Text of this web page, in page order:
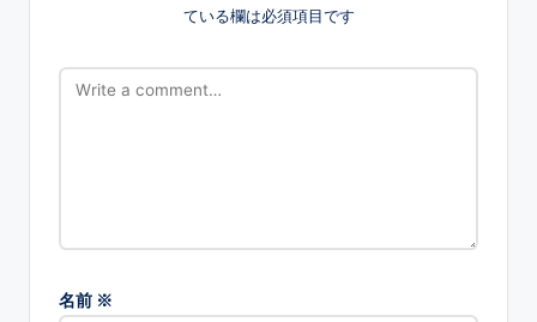
ている欄は必須項目です
名前 ※